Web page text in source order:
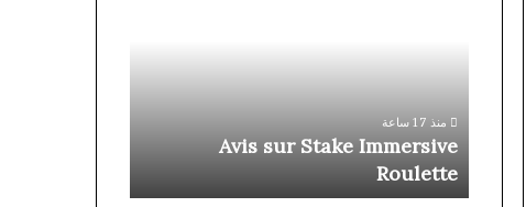
منذ 17 ساعة
Avis sur Stake Immersive
Roulette
gangsta-